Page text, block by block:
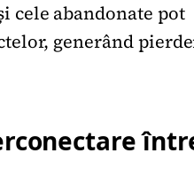
cele abandonate pot
generând